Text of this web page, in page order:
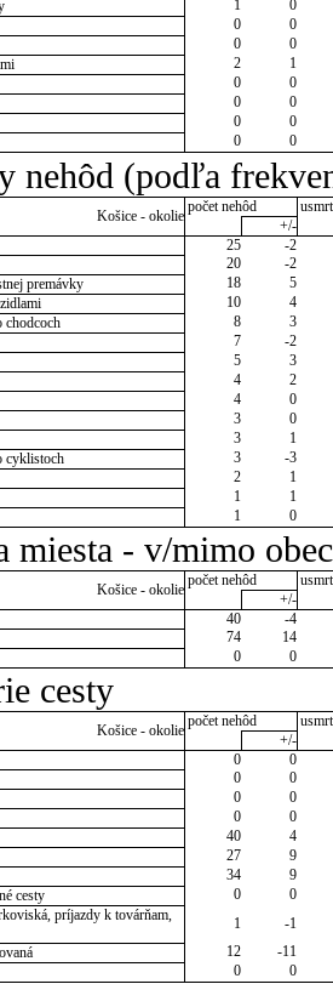
1
0
0
0
0
0
2
1
0
0
0
0
0
0
0 0
nehôd (podľa
Košice - okolie
počet nehôd
+/-
25
-2
20
-2
premávky
18
5
10
4
chodcoch
8
3
7
-2
5
3
4
2
4
0
3
0
3
1
cyklistoch
3
-3
2
1
1
1
1 0
miesta - v/mimo obec
Košice - okolie
počet nehôd
+/-
40
-4
74
14
0 0
cesty
Košice - okolie
počet nehôd
+/-
0
0
0
0
0
0
0
0
40
4
27
9
34
9
cesty
0
0
príjazdy k továrňam,
1
-1
12
-11
0 0